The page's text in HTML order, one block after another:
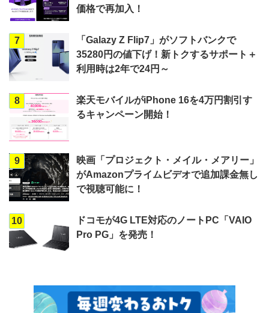
価格で再加入！
7
「Galazy Z Flip7」がソフトバンクで
35280円の値下げ！新トクするサポート＋
利用時は2年で24円～
8
楽天モバイルがiPhone 16を4万円割引す
るキャンペーン開始！
9
映画「プロジェクト・メイル・メアリー」
がAmazonプライムビデオで追加課金無し
で視聴可能に！
10
ドコモが4G LTE対応のノートPC「VAIO
Pro PG」を発売！